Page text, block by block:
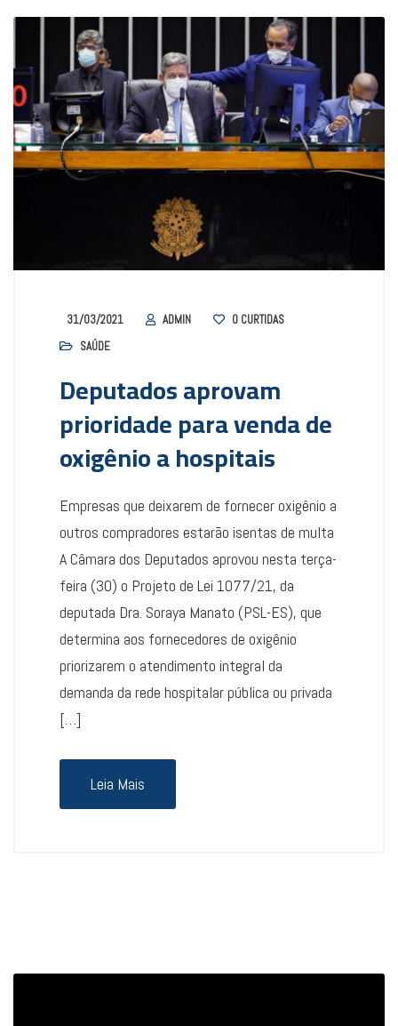
31/03/2021 ADMIN 0 CURTIDAS
SAÚDE
Deputados aprovam
prioridade para venda de
oxigênio a hospitais
Empresas que deixarem de fornecer oxigênio a
outros compradores estarão isentas de multa
A Câmara dos Deputados aprovou nesta terça-
feira (30) o Projeto de Lei 1077/21, da
deputada Dra. Soraya Manato (PSL-ES), que
determina aos fornecedores de oxigênio
priorizarem o atendimento integral da
demanda da rede hospitalar pública ou privada
[…]
Leia Mais